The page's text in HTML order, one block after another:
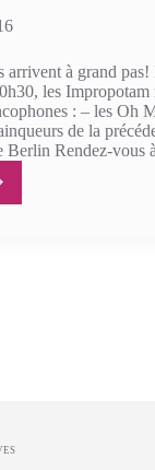
arrivent à grand pas!
les Impropotam
: – les Oh
de la
Berlin Rendez-vous